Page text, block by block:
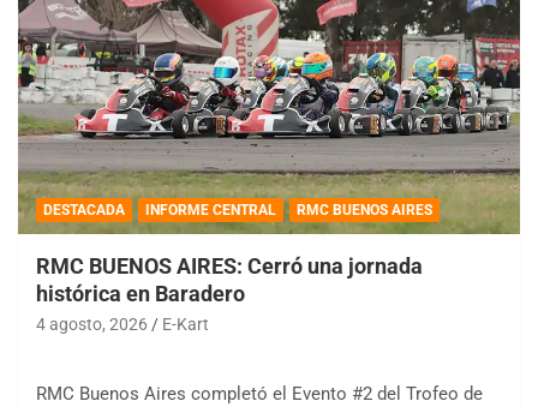
DESTACADA INFORME CENTRAL RMC BUENOS AIRES
RMC BUENOS AIRES: Cerró una jornada
histórica en Baradero
4 agosto, 2026 E-Kart
RMC Buenos Aires completó el Evento #2 del Trofeo de